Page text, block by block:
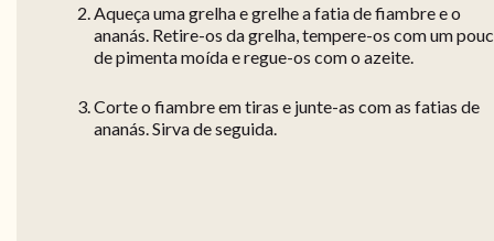
Aqueça uma grelha e grelhe a fatia de fiambre e o
ananás. Retire-os da grelha, tempere-os com um
de pimenta moída e regue-os com o azeite.
Corte o fiambre em tiras e junte-as com as fatias de
ananás. Sirva de seguida.